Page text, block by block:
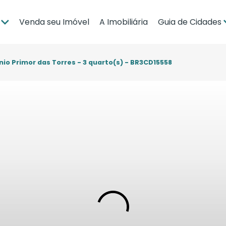
Venda seu Imóvel A Imobiliária Guia de Cidades
Primor das Torres - 3 quarto(s) - BR3CD15558